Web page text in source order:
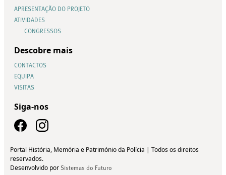
APRESENTAÇÃO DO PROJETO
ATIVIDADES
CONGRESSOS
Descobre mais
CONTACTOS
EQUIPA
VISITAS
Siga-nos
Portal História, Memória e Património da Polícia | Todos os direitos
reservados.
Desenvolvido por Sistemas do Futuro